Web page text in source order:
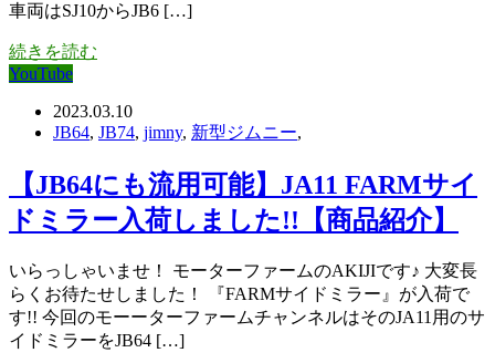
車両はSJ10からJB6 […]
続きを読む
YouTube
2023.03.10
JB64, JB74, jimny, 新型ジムニー,
【JB64にも流用可能】JA11 FARMサイ
ドミラー入荷しました!!【商品紹介】
いらっしゃいませ！ モーターファームのAKIJIです♪ 大変長
らくお待たせしました！ 『FARMサイドミラー』が入荷で
す!! 今回のモーーターファームチャンネルはそのJA11用のサ
イドミラーをJB64 […]